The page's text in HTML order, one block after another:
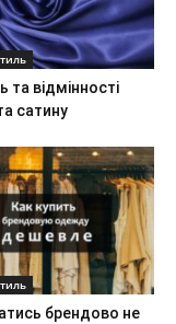
та відмінності
сатину
брендово не